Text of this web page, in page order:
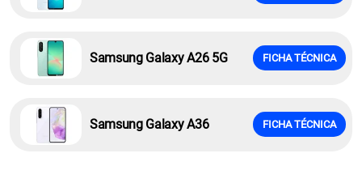
Samsung Galaxy A26 5G FICHA TÉCNICA
Samsung Galaxy A36 FICHA TÉCNICA